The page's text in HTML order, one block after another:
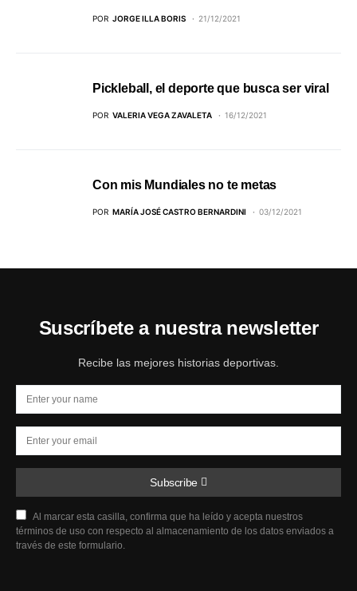
POR JORGE ILLA BORIS 21/12/2021
Pickleball, el deporte que busca ser viral
POR VALERIA VEGA ZAVALETA 16/12/2021
Con mis Mundiales no te metas
POR MARÍA JOSÉ CASTRO BERNARDINI 03/12/2021
Suscríbete a nuestra newsletter
Recibe las mejores historias deportivas.
Subscribe
Al marcar esta casilla, confirma que ha leído y acepta nuestros
términos de uso con respecto al almacenamiento de los datos enviados a
través de este formulario.